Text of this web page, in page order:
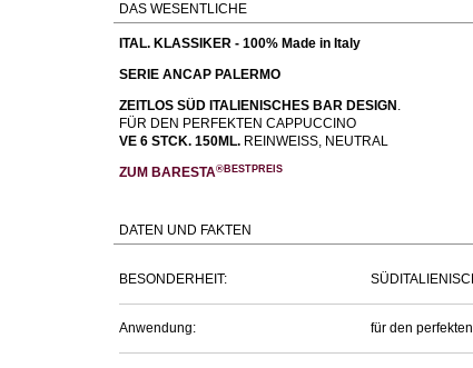
DAS WESENTLICHE
ITAL. KLASSIKER - 100% Made in Italy
SERIE ANCAP PALERMO
ZEITLOS SÜD ITALIENISCHES BAR DESIGN .
FÜR DEN PERFEKTEN CAPPUCCINO
VE 6 STCK. 150ML. REINWEISS, NEUTRAL
ZUM BARESTA®BESTPREIS
DATEN UND FAKTEN
BESONDERHEIT:
Anwendung: für den